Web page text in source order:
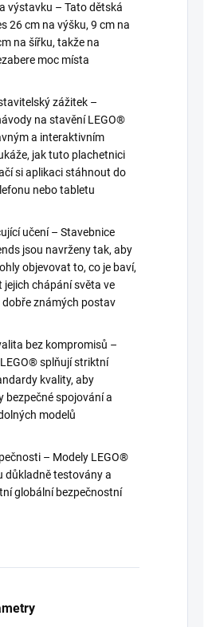
výstavku – Tato dětská
26 cm na výšku, 9 cm na
na šířku, takže na
moc místa
zážitek –
na stavění LEGO®
a interaktivním
jak tuto plachetnici
si aplikaci stáhnout do
nebo tabletu
učení – Stavebnice
jsou navrženy tak, aby
objevovat to, co je baví,
jejich chápání světa ve
známých postav
bez kompromisů –
splňují striktní
kvality, aby
bezpečné spojování a
modelů
– Modely LEGO®
důkladně testovány a
globální bezpečnostní